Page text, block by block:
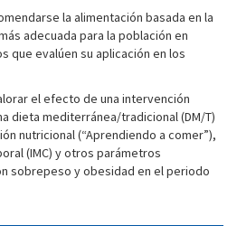
la alimentación basada en la
adecuada para la población en
que evalúen su aplicación en los
el efecto de una intervención
dieta mediterránea/tradicional (DM/T)
nutricional (“Aprendiendo a comer”),
(IMC) y otros parámetros
sobrepeso y obesidad en el periodo